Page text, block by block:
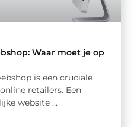
Waar moet je op
is een cruciale
retailers. Een
website ...